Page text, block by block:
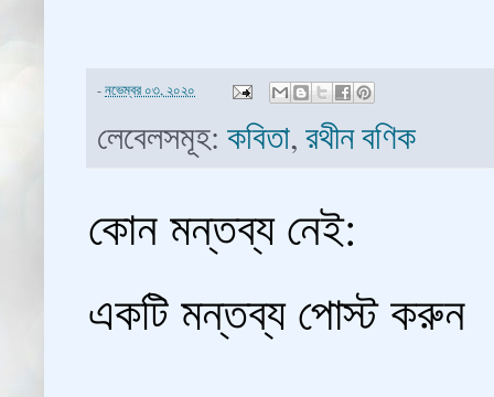
-নভেম্বর ০৩, ২০২০
লেবেলসমূহ: কবিতা, রথীন বণিক
কোন মন্তব্য নেই:
একটি মন্তব্য পোস্ট করুন